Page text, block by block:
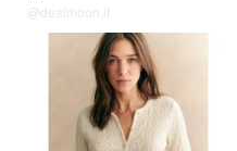
@dealmoon.it